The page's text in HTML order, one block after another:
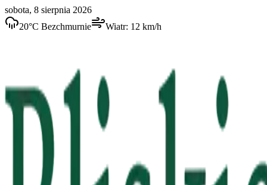
sobota, 8 sierpnia 2026
20°C Bezchmurnie Wiatr: 12 km/h